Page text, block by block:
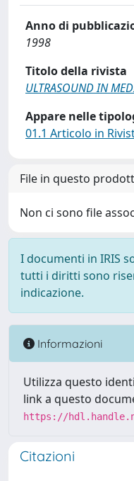
Anno di
1998
Titolo della rivista
ULTRASOUND IN
Appare nelle
01.1 Articolo in
File in questo
Non ci sono file
I documenti in IRIS
tutti i diritti sono
indicazione.
Informazioni
Utilizza questo
link a questo
https://
Citazioni